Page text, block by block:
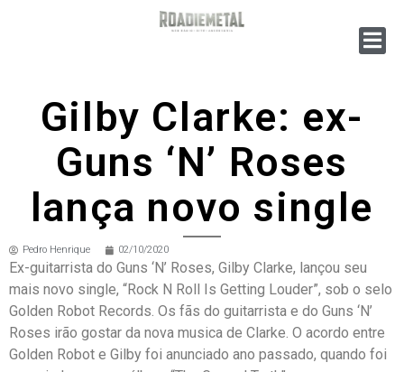
Gilby Clarke: ex-
Guns ‘N’ Roses
lança novo single
Pedro Henrique 02/10/2020
Ex-guitarrista do Guns ‘N’ Roses, Gilby Clarke, lançou seu
mais novo single, “Rock N Roll Is Getting Louder”, sob o selo
Golden Robot Records. Os fãs do guitarrista e do Guns ‘N’
Roses irão gostar da nova musica de Clarke. O acordo entre
Golden Robot e Gilby foi anunciado ano passado, quando foi